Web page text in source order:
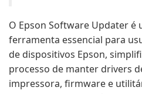
O Epson Software Updater é
ferramenta essencial para
de dispositivos Epson,
processo de manter drivers
impressora, firmware e